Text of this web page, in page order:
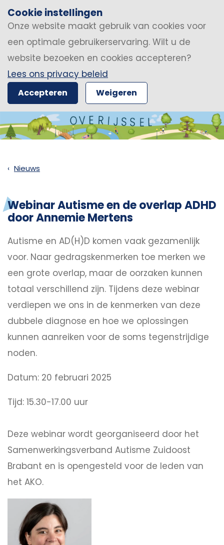
Cookie instellingen
Onze website maakt gebruik van cookies voor
een optimale gebruikerservaring. Wilt u de
website bezoeken en cookies accepteren?
Lees ons privacy beleid
Accepteren Weigeren
Nieuws
Webinar Autisme en de overlap ADHD
door Annemie Mertens
Autisme en AD(H)D komen vaak gezamenlijk
voor. Naar gedragskenmerken toe merken we
een grote overlap, maar de oorzaken kunnen
totaal verschillend zijn. Tijdens deze webinar
verdiepen we ons in de kenmerken van deze
dubbele diagnose en hoe we oplossingen
kunnen aanreiken voor de soms tegenstrijdige
noden.
Datum: 20 februari 2025
Tijd: 15.30-17.00 uur
Deze webinar wordt georganiseerd door het
Samenwerkingsverband Autisme Zuidoost
Brabant en is opengesteld voor de leden van
het AKO.